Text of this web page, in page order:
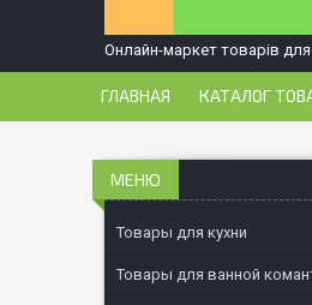
Онлайн-маркет товарів
ГЛАВНАЯ КАТАЛОГ
Товары для кухни
Товары для ванной